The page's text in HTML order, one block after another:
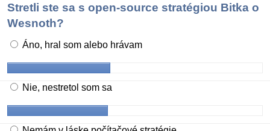
Stretli ste sa s open-source stratégiou Bitka o
Wesnoth?
Áno, hral som alebo hrávam
Nie, nestretol som sa